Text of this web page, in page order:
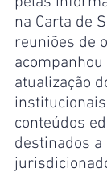
na Carta de
reuniões de
atualização
conteúdos
destinados